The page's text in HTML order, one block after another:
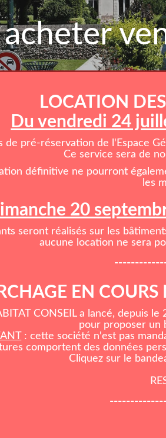
LOCATION
Du vendredi 24
de pré-réservation de l'Espace
Ce service sera de
définitive ne pourront
les
20
seront réalisés sur les
aucune location ne sera
EN
CONSEIL a lancé, depuis
pour proposer un
: cette société n'est pas
comportent des données
Cliquez sur le